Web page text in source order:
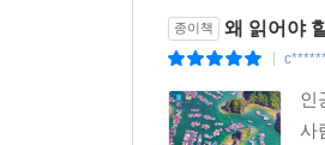
기술에 내어 주지 않고
종이책 왜 읽어야
인
사